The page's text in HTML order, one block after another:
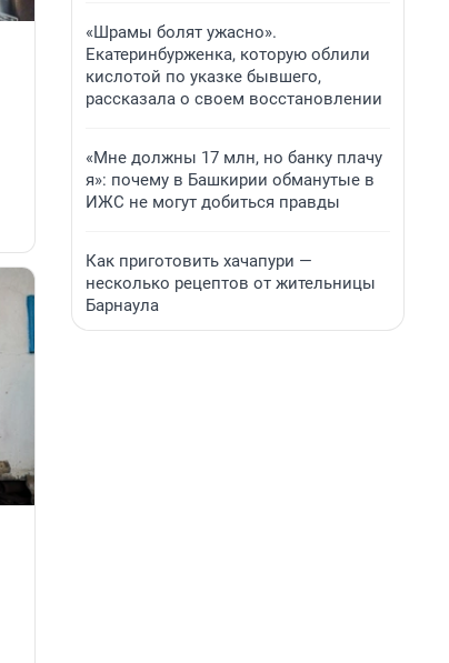
«Шрамы болят ужасно».
Екатеринбурженка, которую облили
кислотой по указке бывшего,
рассказала о своем восстановлении
«Мне должны 17 млн, но банку плачу
я»: почему в Башкирии обманутые в
ИЖС не могут добиться правды
Как приготовить хачапури —
несколько рецептов от жительницы
Барнаула